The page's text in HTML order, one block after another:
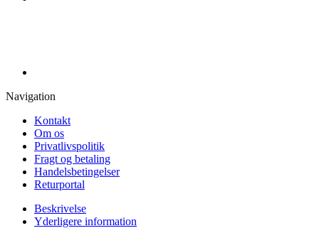
Navigation
Kontakt
Om os
Privatlivspolitik
Fragt og betaling
Handelsbetingelser
Returportal
Beskrivelse
Yderligere information